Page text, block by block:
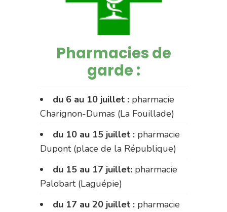
Pharmacies de
garde :
du 6 au 10 juillet : pharmacie
Charignon-Dumas (La Fouillade)
du 10 au 15 juillet : pharmacie
Dupont (place de la République)
du 15 au 17 juillet: pharmacie
Palobart (Laguépie)
du 17 au 20 juillet : pharmacie